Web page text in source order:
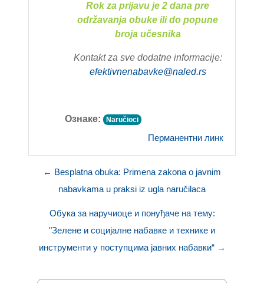
Rok za prijavu je 2 dana pre
održavanja obuke ili do popune
broja učesnika
Kontakt za sve dodatne informacije:
efektivnenabavke@naled.rs
Ознаке: Naručioci
Перманентни линк
← Besplatna obuka: Primena zakona o javnim
nabavkama u praksi iz ugla naručilaca
Обука за наручиоце и понуђаче на тему:
"Зелене и социјалне набавке и технике и
инструменти у поступцима јавних набавки“ →